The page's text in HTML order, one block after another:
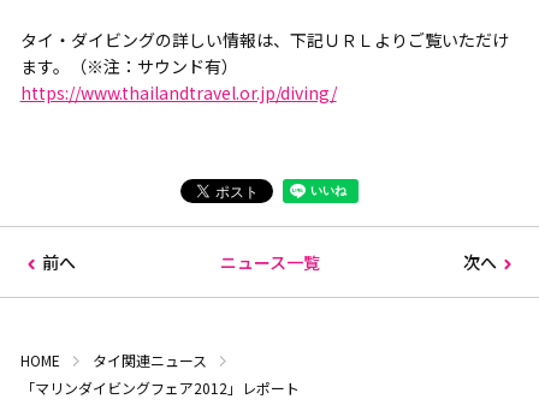
タイ・ダイビングの詳しい情報は、下記ＵＲＬよりご覧いただけ
ます。（※注：サウンド有）
https://www.thailandtravel.or.jp/diving/
前へ ニュース一覧 次へ
HOME
タイ関連ニュース
「マリンダイビングフェア2012」レポート